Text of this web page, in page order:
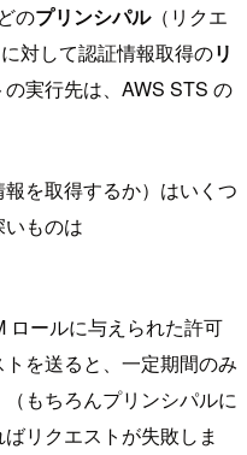
のプリンシパル（リクエ
対して認証情報取得のリ
実行先は、AWS STS の
を取得するか）はいくつ
ものは
ロールに与えられた許可
を送ると、一定期間のみ
もちろんプリンシパルに
リクエストが失敗しま